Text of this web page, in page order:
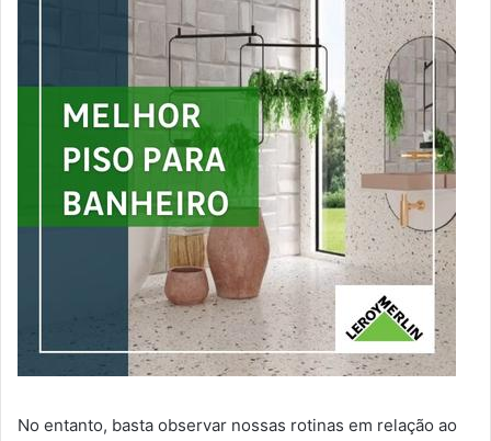
No entanto, basta observar nossas rotinas em relação ao